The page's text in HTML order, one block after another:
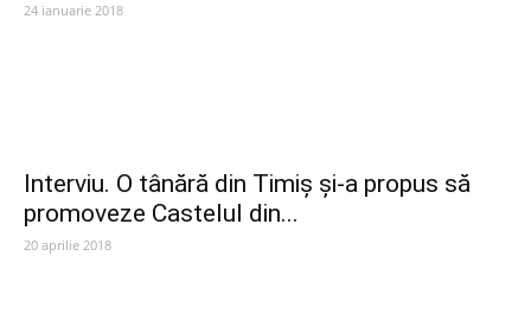
24 ianuarie 2018
Interviu. O tânără din Timiș și-a propus să
promoveze Castelul din...
20 aprilie 2018